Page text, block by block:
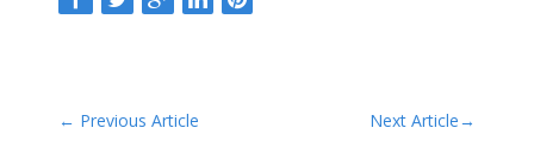
← Previous Article Next Article→